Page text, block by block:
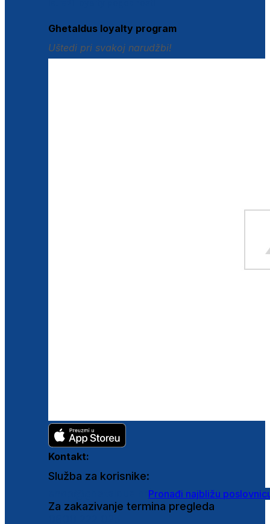
Ghetaldus loyalty program
Uštedi pri svakoj narudžbi!
Kontakt:
Služba za korisnike:
Pronađi najbližu
Za zakazivanje termina pregleda